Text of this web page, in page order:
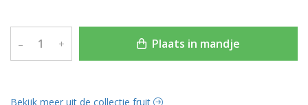
– + Plaats in mandje
Bekijk meer uit de collectie fruit